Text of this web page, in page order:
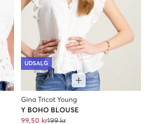
UDSALG
Gina Tricot Young
Y BOHO BLOUSE
99,50 kr199 kr